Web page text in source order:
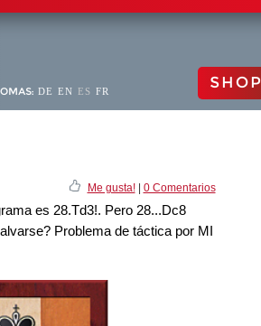
DE EN ES FR SHOP
Me gusta!| 0 Comentarios
es 28.Td3!. Pero 28...Dc8
Problema de táctica por MI